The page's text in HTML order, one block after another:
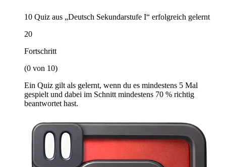
10 Quiz aus „Deutsch Sekundarstufe I“ erfolgreich gelernt
20
Fortschritt
(0 von 10)
Ein Quiz gilt als gelernt, wenn du es mindestens 5 Mal
gespielt und dabei im Schnitt mindestens 70 % richtig
beantwortet hast.